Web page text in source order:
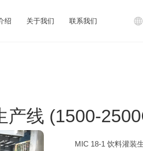
绍 关于我们 联系我们
产线 (1500-
MIC 18-1 饮料灌装